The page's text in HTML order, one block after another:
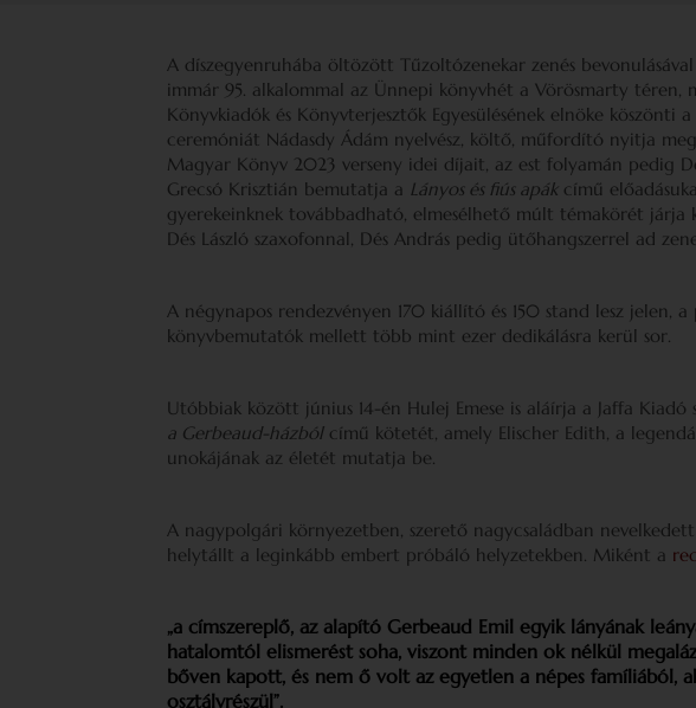
A díszegyenruhába öltözött Tűzoltózenekar zenés
immár 95. alkalommal az Ünnepi könyvhét a Vörösmarty téren,
Könyvkiadók és Könyvterjesztők Egyesülésének elnöke köszönti
ceremóniát Nádasdy Ádám nyelvész, költő, műfordító nyitja
Magyar Könyv 2023 verseny idei díjait, az est folyamán pedig
Grecsó Krisztián bemutatja a Lányos és fiús apák című
gyerekeinknek továbbadható, elmesélhető múlt témakörét járja
Dés László szaxofonnal, Dés András pedig ütőhangszerrel ad
A négynapos rendezvényen 170 kiállító és 150 stand lesz jelen, a
könyvbemutatók mellett több mint ezer dedikálásra kerül sor.
Utóbbiak között június 14-én Hulej Emese is aláírja a Jaffa Kiadó
a Gerbeaud-házbólcímű kötetét, amely Elischer Edith, a
unokájának az életét mutatja be.
A nagypolgári környezetben, szerető nagycsaládban
helytállt a leginkább embert próbáló helyzetekben. Miként a
„a címszereplő, az alapító Gerbeaud Emil egyik lányának
hatalomtól elismerést soha, viszont minden ok nélkül
bőven kapott, és nem ő volt az egyetlen a népes famíliából,
osztályrészül”.